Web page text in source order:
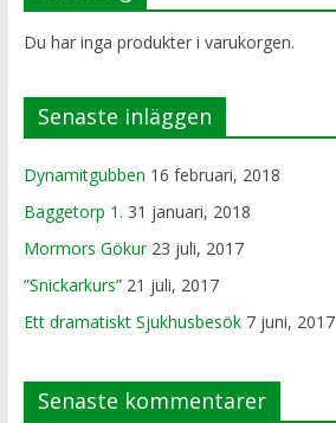
Du har inga produkter i varukorgen.
Senaste inläggen
Dynamitgubben 16 februari, 2018
Baggetorp 1. 31 januari, 2018
Mormors Gökur 23 juli, 2017
”Snickarkurs” 21 juli, 2017
Ett dramatiskt Sjukhusbesök 7 juni, 2017
Senaste kommentarer